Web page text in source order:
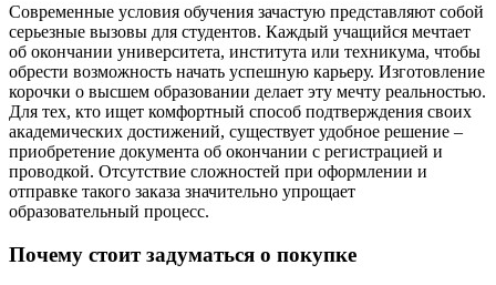
Современные условия обучения зачастую представляют собой
серьезные вызовы для студентов. Каждый учащийся мечтает
об окончании университета, института или техникума, чтобы
обрести возможность начать успешную карьеру. Изготовление
корочки о высшем образовании делает эту мечту реальностью.
Для тех, кто ищет комфортный способ подтверждения своих
академических достижений, существует удобное решение –
приобретение документа об окончании с регистрацией и
проводкой. Отсутствие сложностей при оформлении и
отправке такого заказа значительно упрощает
образовательный процесс.
Почему стоит задуматься о покупке